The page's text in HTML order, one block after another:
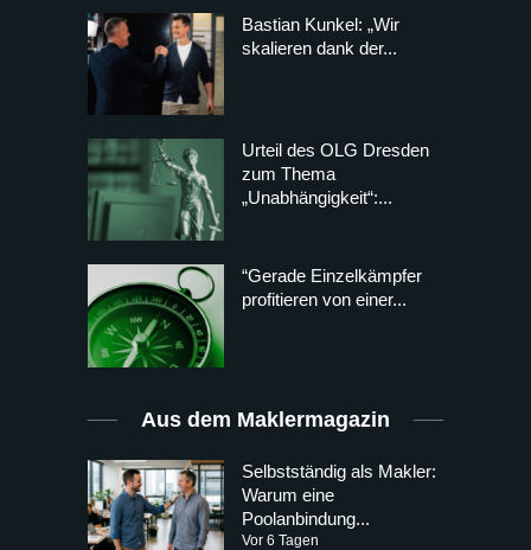
Bastian Kunkel: „Wir
skalieren dank der...
Urteil des OLG Dresden
zum Thema
„Unabhängigkeit“:...
“Gerade Einzelkämpfer
profitieren von einer...
Aus dem Maklermagazin
Selbstständig als Makler:
Warum eine
Poolanbindung...
Vor 6 Tagen